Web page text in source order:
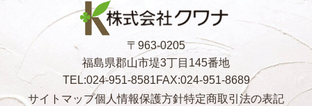
〒963-0205
福島県郡山市堤3丁目145番地
TEL:024-951-8581FAX:024-951-8689
サイトマップ個人情報保護方針特定商取引法の表記